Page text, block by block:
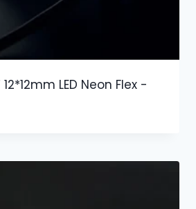
LED Neon Flex -